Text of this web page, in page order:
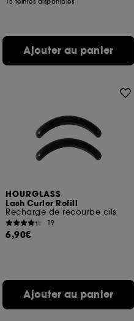
Ajouter au panier
HOURGLASS
Lash Curler Refill
Recharge de recourbe cils
19
6,90€
Ajouter au panier